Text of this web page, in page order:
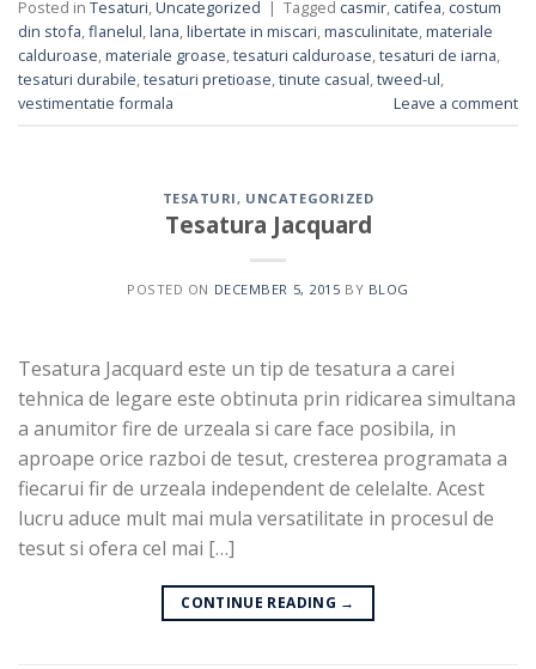
Posted in Tesaturi,Uncategorized | Tagged casmir, catifea, costum
din stofa,flanelul,lana,libertate in miscari,masculinitate,materiale
calduroase,materiale groase,tesaturi calduroase,tesaturi de iarna,
tesaturi durabile,tesaturi pretioase,tinute casual,tweed-ul,
vestimentatie formala
Leave a comment
TESATURI , UNCATEGORIZED
Tesatura Jacquard
POSTED ON DECEMBER 5, 2015 BY BLOG
Tesatura Jacquard este un tip de tesatura a carei
tehnica de legare este obtinuta prin ridicarea simultana
a anumitor fire de urzeala si care face posibila, in
aproape orice razboi de tesut, cresterea programata a
fiecarui fir de urzeala independent de celelalte. Acest
lucru aduce mult mai mula versatilitate in procesul de
tesut si ofera cel mai […]
CONTINUE READING →